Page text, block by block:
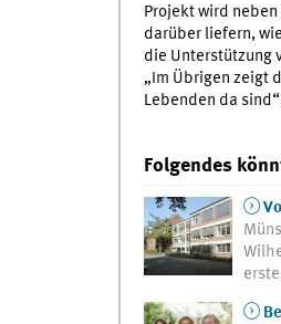
Projekt wird
darüber liefern,
die Unterstützung
„Im Übrigen zeigt
Lebenden da
Folgendes